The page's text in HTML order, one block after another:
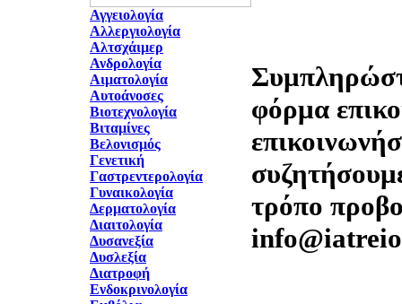
Αγγειολογία
Αλλεργιολογία
Αλτσχάιμερ
Ανδρολογία
Αιματολογία
Αυτοάνοσες
Βιοτεχνολογία
Βιταμίνες
Βελονισμός
Γενετική
Γαστρεντερολογία
Γυναικολογία
Δερματολογία
Διαιτολογία
Δυσανεξία
Δυσλεξία
Διατροφή
Ενδοκρινολογία
φόρμα
τρόπο